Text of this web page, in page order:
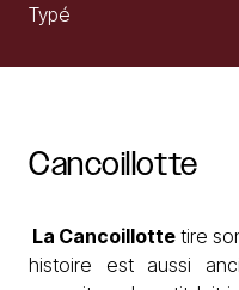
Typé
Cancoillotte
La Cancoillotte tire
histoire est aussi